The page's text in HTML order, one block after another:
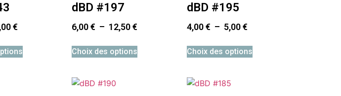
€
dBD #197
6,00€ – 12,50€
Choix des options
dBD #195
4,00€ – 5,00€
Choix des options